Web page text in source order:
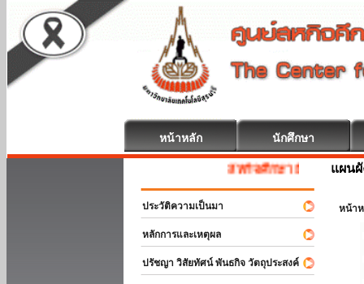
หน้าหลัก นักศึกษา
สหกิจศึกษา ยินดีต้อนรับ
ประวัติความเป็นมา
หลักการและเหตุผล
ปรัชญา วิสัยทัศน์ พันธกิจ วัตถุประสงค์
แผนผั
หน้า